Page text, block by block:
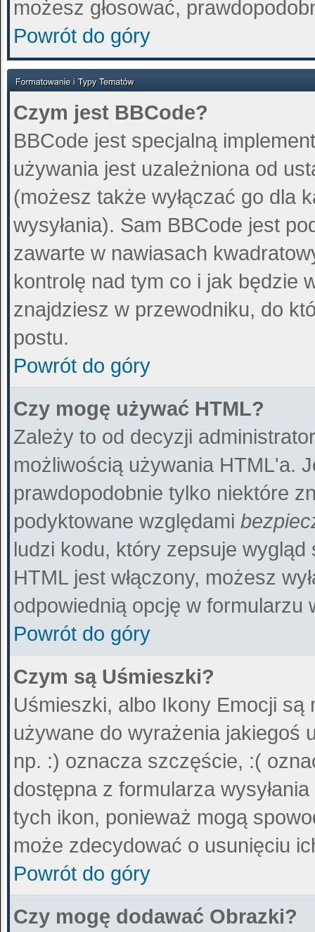
możesz głosować,
Powrót do góry
Czym jest BBCode?
BBCode jest specjalną
używania jest uzależniona od
(możesz także wyłączać go dla
wysyłania). Sam BBCode jest
zawarte w nawiasach
kontrolę nad tym co i jak będzie
znajdziesz w przewodniku, do
postu.
Powrót do góry
Czy mogę używać HTML?
Zależy to od decyzji
możliwością używania HTML'a.
prawdopodobnie tylko niektóre
podyktowane względami
ludzi kodu, który zepsuje wygląd
HTML jest włączony, możesz
odpowiednią opcję w formularzu
Powrót do góry
Czym są Uśmieszki?
Uśmieszki, albo Ikony Emocji są
używane do wyrażenia jakiegoś
np. :) oznacza szczęście, :(
dostępna z formularza
tych ikon, ponieważ mogą
może zdecydować o usunięciu
Powrót do góry
Czy mogę dodawać Obrazki?